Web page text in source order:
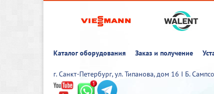
Каталог оборудования Заказ и получение
г. Санкт-Петербург, ул. Типанова, дом 16 I Б.